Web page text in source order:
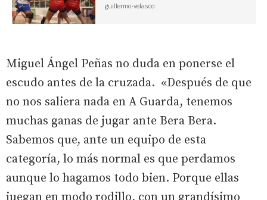
guillermo-velasco
Miguel Ángel Peñas no duda en ponerse el
escudo antes de la cruzada. «Después de que
no nos saliera nada en A Guarda, tenemos
muchas ganas de jugar ante Bera Bera.
Sabemos que, ante un equipo de esta
categoría, lo más normal es que perdamos
aunque lo hagamos todo bien. Porque ellas